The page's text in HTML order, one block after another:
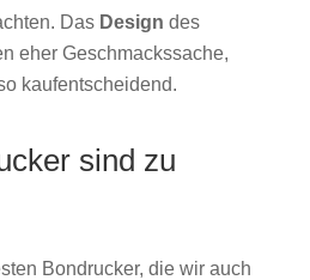
Das Design des
eher Geschmackssache,
kaufentscheidend.
sind zu
Bondrucker, die wir auch